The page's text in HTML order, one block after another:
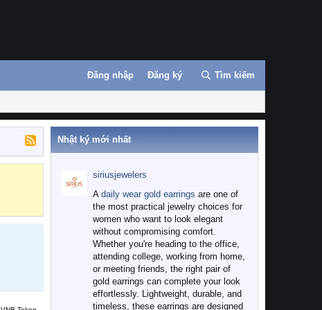
Đăng nhập Đăng ký Tìm kiếm
Nhật ký mới nhất
siriusjewelers
A daily wear gold earrings are one of
the most practical jewelry choices for
women who want to look elegant
without compromising comfort.
Whether you're heading to the office,
attending college, working from home,
or meeting friends, the right pair of
gold earrings can complete your look
effortlessly. Lightweight, durable, and
timeless, these earrings are designed